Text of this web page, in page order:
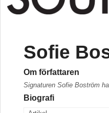
Sofie
Om författaren
Signaturen Sofie Boström
Biografi